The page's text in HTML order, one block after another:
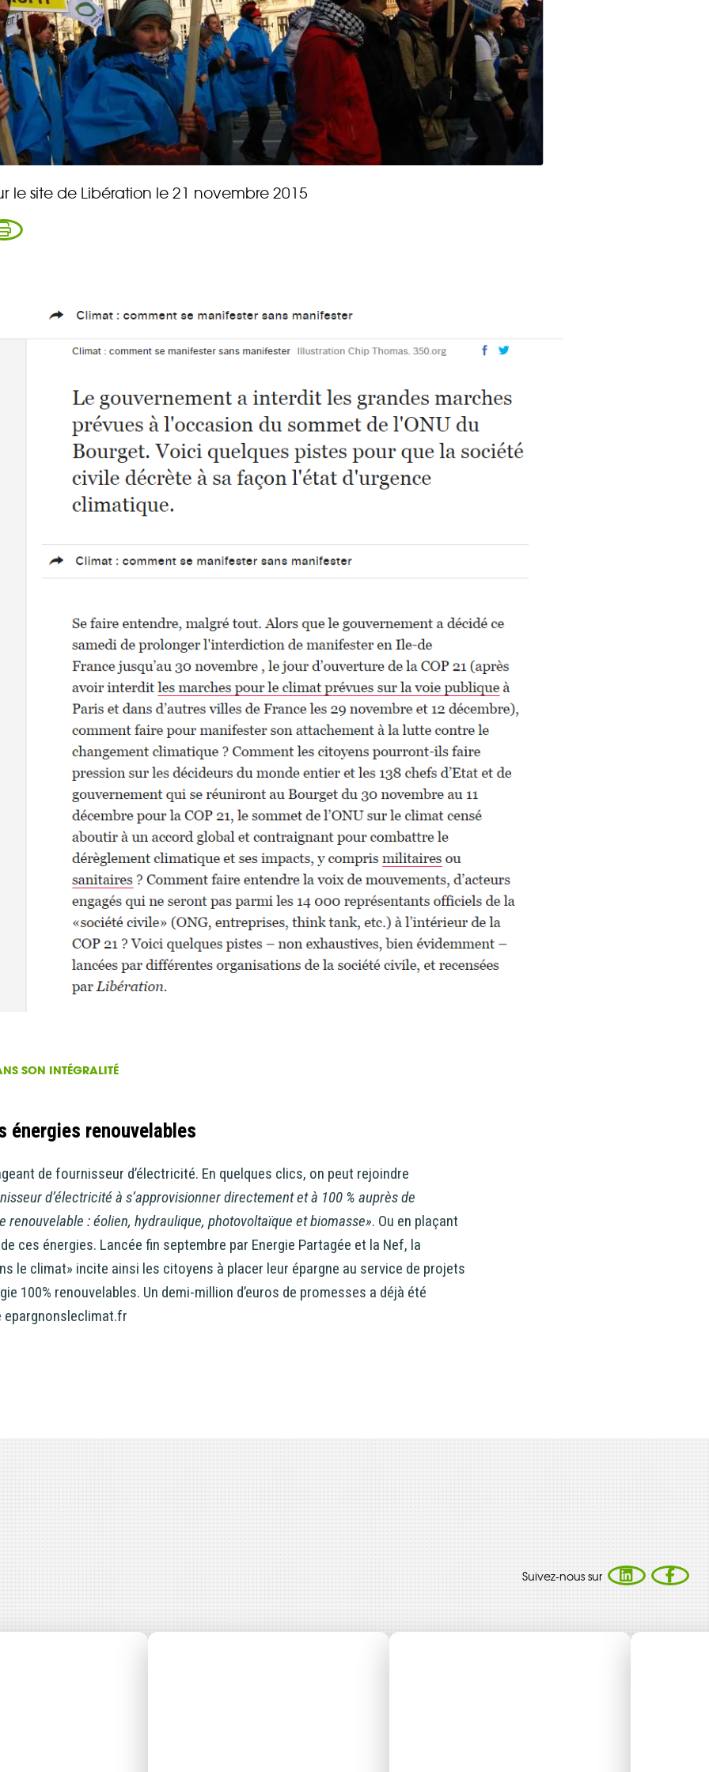
CONTACT
le site de Libération le 21 novembre 2015
SON INTÉGRALITÉ
énergies renouvelables
de fournisseur d’électricité. En quelques clics, on peut rejoindre
d’électricité à s’approvisionner directement et à 100 % auprès de
renouvelable : éolien, hydraulique, photovoltaïque et biomasse». Ou en plaçant
ces énergies. Lancée fin septembre par Energie Partagée et la Nef, la
le climat» incite ainsi les citoyens à placer leur épargne au service de projets
100% renouvelables. Un demi-million d’euros de promesses a déjà été
Suivez-nous sur
la plateforme sécurisée de souscription développée par Énergie
personnel d’actionnaire.
à Énergie Partagée comporte un risque de perte totale ou partielle
investi. Pour bien appréhender ces risques et le modèle d’investissement
Partagée, nous vous invitons à consulter ledocument d’information
peut être soumise à validation par nos instances avant d’être
une question ?Consultez notre FAQoucontactez-nous.
CONTINUER VERS COOPHUB